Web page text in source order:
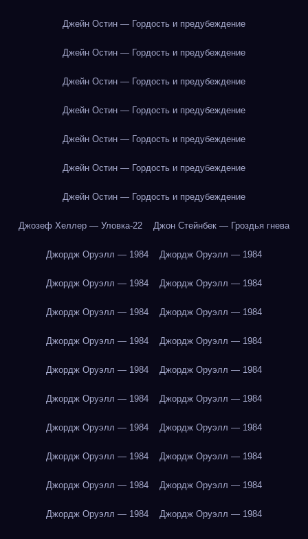
Джейн Остин — Гордость и предубеждение
Джейн Остин — Гордость и предубеждение
Джейн Остин — Гордость и предубеждение
Джейн Остин — Гордость и предубеждение
Джейн Остин — Гордость и предубеждение
Джейн Остин — Гордость и предубеждение
Джейн Остин — Гордость и предубеждение
Джозеф Хеллер — Уловка-22 Джон Стейнбек — Гроздья гнева
Джордж Оруэлл — 1984 Джордж Оруэлл — 1984
Джордж Оруэлл — 1984 Джордж Оруэлл — 1984
Джордж Оруэлл — 1984 Джордж Оруэлл — 1984
Джордж Оруэлл — 1984 Джордж Оруэлл — 1984
Джордж Оруэлл — 1984 Джордж Оруэлл — 1984
Джордж Оруэлл — 1984 Джордж Оруэлл — 1984
Джордж Оруэлл — 1984 Джордж Оруэлл — 1984
Джордж Оруэлл — 1984 Джордж Оруэлл — 1984
Джордж Оруэлл — 1984 Джордж Оруэлл — 1984
Джордж Оруэлл — 1984 Джордж Оруэлл — 1984